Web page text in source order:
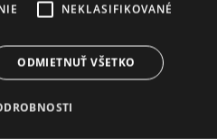
NEKLASIFIKOVANÉ
ODMIETNUŤ VŠETKO